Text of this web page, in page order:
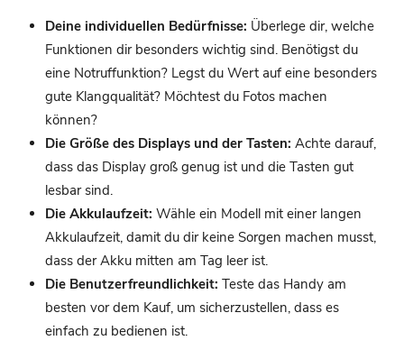
Deine individuellen Bedürfnisse: Überlege dir, welche
Funktionen dir besonders wichtig sind. Benötigst du
eine Notruffunktion? Legst du Wert auf eine besonders
gute Klangqualität? Möchtest du Fotos machen
können?
Die Größe des Displays und der Tasten: Achte darauf,
dass das Display groß genug ist und die Tasten gut
lesbar sind.
Die Akkulaufzeit: Wähle ein Modell mit einer langen
Akkulaufzeit, damit du dir keine Sorgen machen musst,
dass der Akku mitten am Tag leer ist.
Die Benutzerfreundlichkeit: Teste das Handy am
besten vor dem Kauf, um sicherzustellen, dass es
einfach zu bedienen ist.